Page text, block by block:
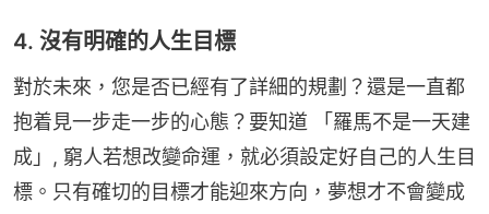
4. 沒有明確的人生目標
對於未來，您是否已經有了詳細的規劃？還是一直都
抱着見一步走一步的心態？要知道 「羅馬不是一天建
成」, 窮人若想改變命運，就必須設定好自己的人生目
標。只有確切的目標才能迎來方向，夢想才不會變成